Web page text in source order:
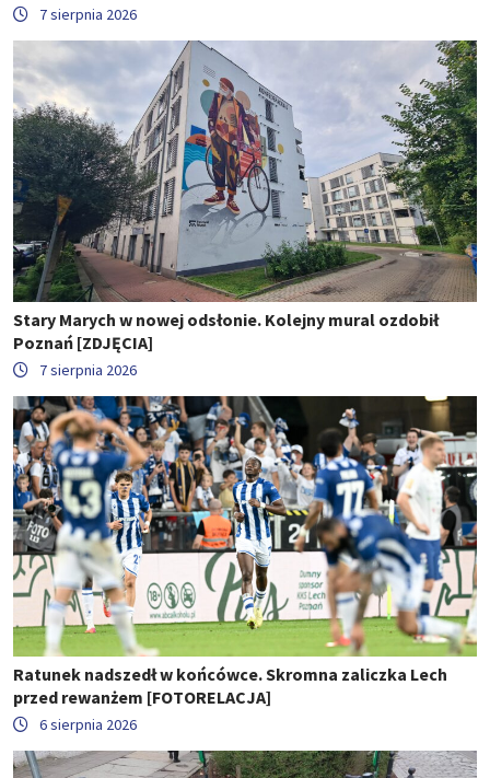
7 sierpnia 2026
Stary Marych w nowej odsłonie. Kolejny mural ozdobił
Poznań [ZDJĘCIA]
7 sierpnia 2026
Ratunek nadszedł w końcówce. Skromna zaliczka Lech
przed rewanżem [FOTORELACJA]
6 sierpnia 2026